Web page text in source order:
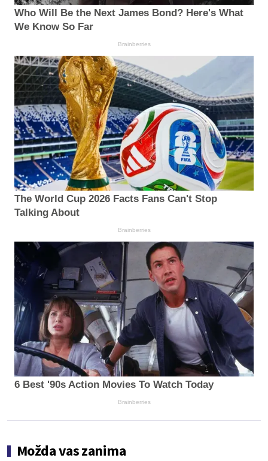
Who Will Be the Next James Bond? Here's What
We Know So Far
Brainberries
The World Cup 2026 Facts Fans Can't Stop
Talking About
Brainberries
6 Best '90s Action Movies To Watch Today
Brainberries
Možda vas zanima